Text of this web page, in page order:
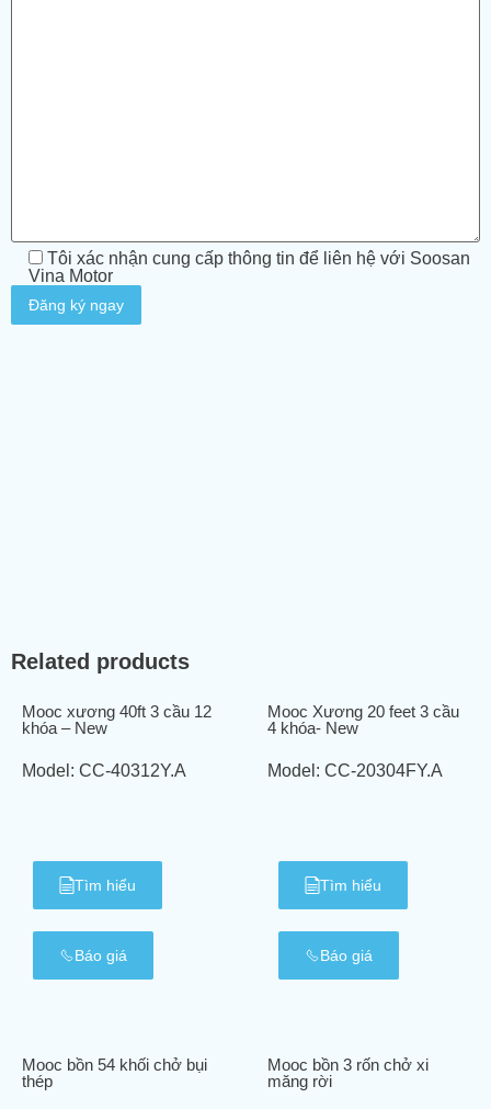
Tôi xác nhận cung cấp thông tin để liên hệ với Soosan
Vina Motor
Related products
Mooc xương 40ft 3 cầu 12
khóa – New
Model: CC-40312Y.A
Tìm hiểu
Báo giá
Mooc Xương 20 feet 3 cầu
4 khóa- New
Model: CC-20304FY.A
Tìm hiểu
Báo giá
Mooc bồn 54 khối chở bụi
thép
Mooc bồn 3 rốn chở xi
măng rời